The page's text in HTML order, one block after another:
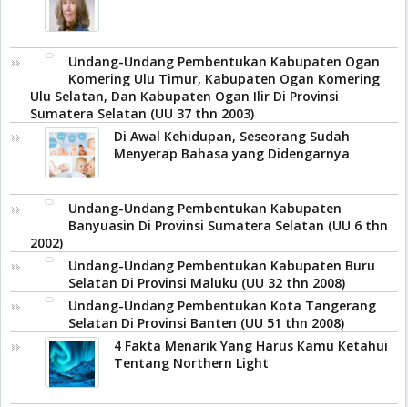
Undang-Undang Pembentukan Kabupaten Ogan
Komering Ulu Timur, Kabupaten Ogan Komering
Ulu Selatan, Dan Kabupaten Ogan Ilir Di Provinsi
Sumatera Selatan (UU 37 thn 2003)
Di Awal Kehidupan, Seseorang Sudah
Menyerap Bahasa yang Didengarnya
Undang-Undang Pembentukan Kabupaten
Banyuasin Di Provinsi Sumatera Selatan (UU 6 thn
2002)
Undang-Undang Pembentukan Kabupaten Buru
Selatan Di Provinsi Maluku (UU 32 thn 2008)
Undang-Undang Pembentukan Kota Tangerang
Selatan Di Provinsi Banten (UU 51 thn 2008)
4 Fakta Menarik Yang Harus Kamu Ketahui
Tentang Northern Light